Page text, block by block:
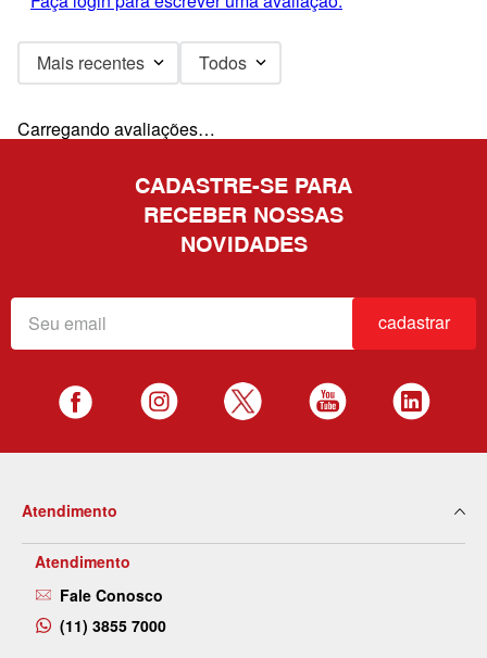
Mais recentes Todos
Carregando avaliações…
CADASTRE-SE PARA
RECEBER NOSSAS
NOVIDADES
cadastrar
Atendimento
Atendimento
Fale Conosco
(11) 3855 7000